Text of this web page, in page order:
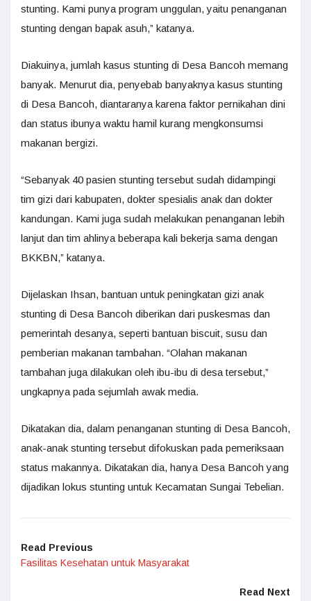
stunting. Kami punya program unggulan, yaitu penanganan
stunting dengan bapak asuh,” katanya.
Diakuinya, jumlah kasus stunting di Desa Bancoh memang
banyak. Menurut dia, penyebab banyaknya kasus stunting
di Desa Bancoh, diantaranya karena faktor pernikahan dini
dan status ibunya waktu hamil kurang mengkonsumsi
makanan bergizi.
“Sebanyak 40 pasien stunting tersebut sudah didampingi
tim gizi dari kabupaten, dokter spesialis anak dan dokter
kandungan. Kami juga sudah melakukan penanganan lebih
lanjut dan tim ahlinya beberapa kali bekerja sama dengan
BKKBN,” katanya.
Dijelaskan Ihsan, bantuan untuk peningkatan gizi anak
stunting di Desa Bancoh diberikan dari puskesmas dan
pemerintah desanya, seperti bantuan biscuit, susu dan
pemberian makanan tambahan. “Olahan makanan
tambahan juga dilakukan oleh ibu-ibu di desa tersebut,”
ungkapnya pada sejumlah awak media.
Dikatakan dia, dalam penanganan stunting di Desa Bancoh,
anak-anak stunting tersebut difokuskan pada pemeriksaan
status makannya. Dikatakan dia, hanya Desa Bancoh yang
dijadikan lokus stunting untuk Kecamatan Sungai Tebelian.
Read Previous
Fasilitas Kesehatan untuk Masyarakat
Read Next